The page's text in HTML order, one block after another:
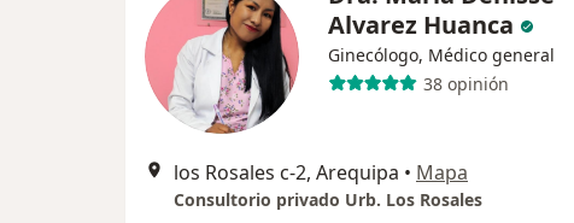
Alvarez Huanca
Ginecólogo, Médico general
38 opinión
los Rosales c-2, Arequipa • Mapa
Consultorio privado Urb. Los Rosales